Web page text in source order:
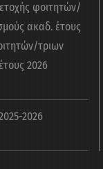
φοιτητών/
ακαδ. έτους
τριων
2026
2026